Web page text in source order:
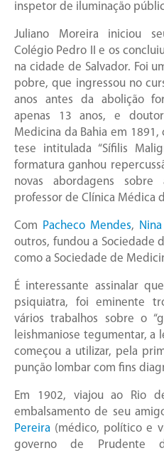
inspetor de iluminação
Juliano Moreira iniciou
Colégio Pedro II e os
na cidade de Salvador. Foi
pobre, que ingressou no
anos antes da abolição
apenas 13 anos, e
Medicina da Bahia em 1891,
tese intitulada “Sífilis
formatura ganhou
novas abordagens
professor de Clínica Médica
Com Pacheco Mendes,
outros, fundou a Sociedade
como a Sociedade de
É interessante assinalar
psiquiatra, foi eminente
vários trabalhos sobre o
leishmaniose tegumentar, a
começou a utilizar, pela
punção lombar com fins
Em 1902, viajou ao Rio
embalsamento de seu
Pereira (médico, político e
governo de Prudente